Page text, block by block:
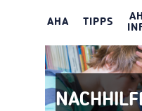
AHA TIPPS